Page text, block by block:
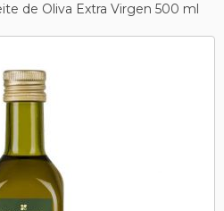
de Oliva Extra Virgen 500 ml